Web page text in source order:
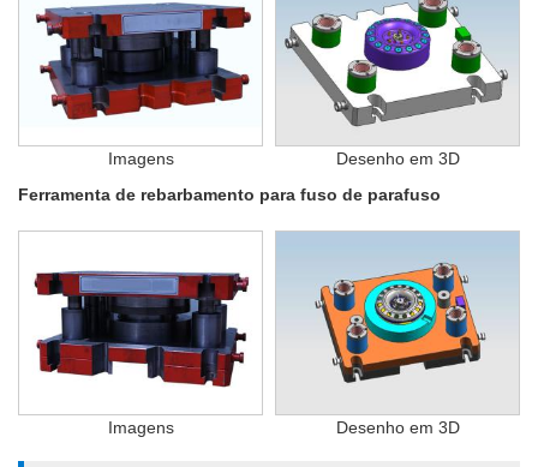
Imagens
Desenho em 3D
Ferramenta de rebarbamento para fuso de parafuso
Imagens Desenho em 3D